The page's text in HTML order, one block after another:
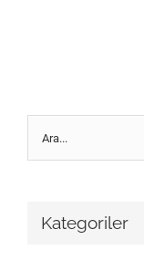
Kategoriler